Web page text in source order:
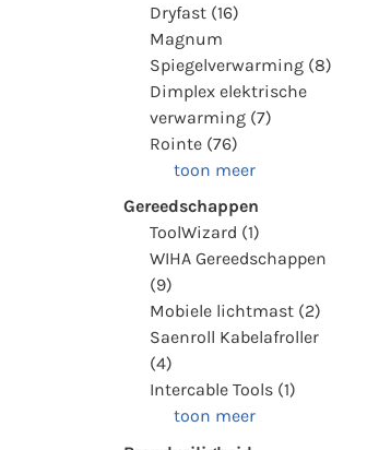
Dryfast (16)
Magnum
Spiegelverwarming (8)
Dimplex elektrische
verwarming (7)
Rointe (76)
toon meer
Gereedschappen
ToolWizard (1)
WIHA Gereedschappen
(9)
Mobiele lichtmast (2)
Saenroll Kabelafroller
(4)
Intercable Tools (1)
toon meer